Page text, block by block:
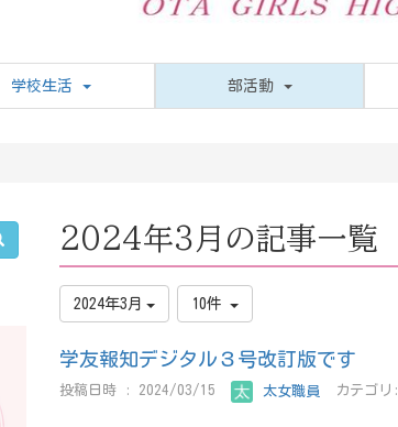
学校生活 部活動
2024年3月の記事一覧
2024年3月 10件
学友報知デジタル３号改訂版です
投稿日時 : 2024/03/15 太女職員 カテゴリ: